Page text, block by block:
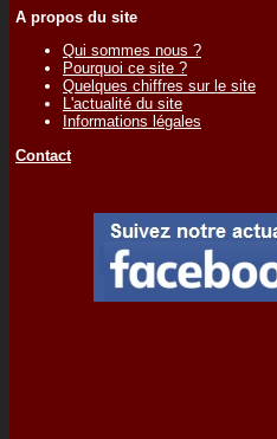
A propos du site
Qui sommes nous ?
Pourquoi ce site ?
Quelques chiffres sur le site
L'actualité du site
Informations légales
Contact